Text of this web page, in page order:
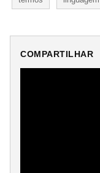
COMPARTILHAR